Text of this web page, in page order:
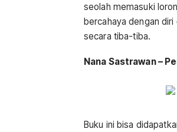
seolah memasuki
bercahaya dengan
secara tiba-tiba.
Nana Sastrawan –
Buku ini bisa